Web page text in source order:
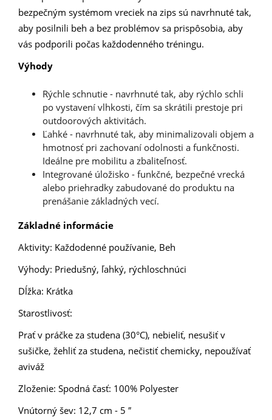
bezpečným systémom vreciek na zips sú navrhnuté tak,
aby posilnili beh a bez problémov sa prispôsobia, aby
vás podporili počas každodenného tréningu.
Výhody
Rýchle schnutie - navrhnuté tak, aby rýchlo schli
po vystavení vlhkosti, čím sa skrátili prestoje pri
outdoorových aktivitách.
Ľahké - navrhnuté tak, aby minimalizovali objem a
hmotnosť pri zachovaní odolnosti a funkčnosti.
Ideálne pre mobilitu a zbaliteľnosť.
Integrované úložisko - funkčné, bezpečné vrecká
alebo priehradky zabudované do produktu na
prenášanie základných vecí.
Základné informácie
Aktivity: Každodenné používanie, Beh
Výhody: Priedušný, ľahký, rýchloschnúci
Dĺžka: Krátka
Starostlivosť:
Prať v práčke za studena (30°C), nebieliť, nesušiť v
sušičke, žehliť za studena, nečistiť chemicky, nepoužívať
aviváž
Zloženie: Spodná časť: 100% Polyester
Vnútorný šev: 12,7 cm - 5 ″